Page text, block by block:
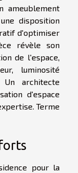
ameublement
disposition
d'optimiser
révèle son
de l'espace,
luminosité
Un architecte
d'espace
Terme
pour la